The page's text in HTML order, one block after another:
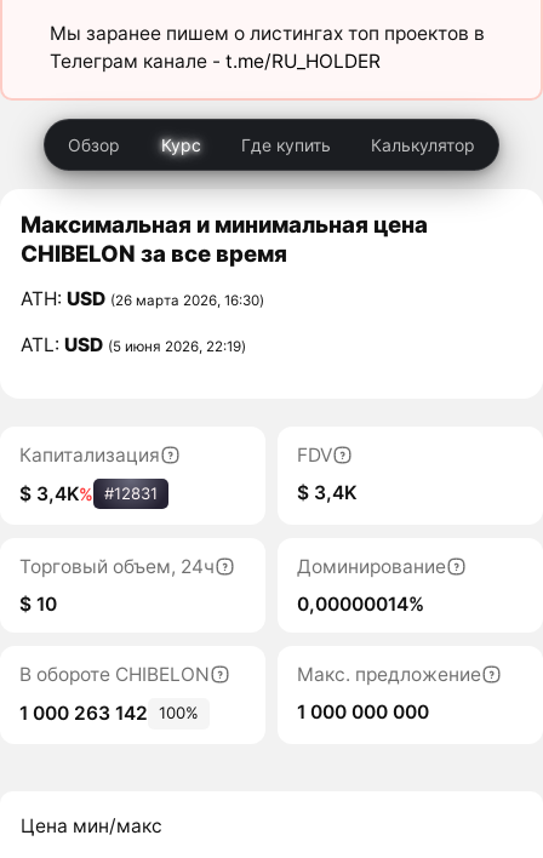
Мы заранее пишем о листингах топ проектов в
Телеграм канале - t.me/RU_HOLDER
Обзор Курс Где купить Калькулятор
Максимальная и минимальная цена
CHIBELON за все время
ATH:USD (26 марта 2026, 16:30)
ATL:USD (5 июня 2026, 22:19)
Капитализация
$ 3,4K% #12831
FDV
$ 3,4K
Торговый объем, 24ч
$ 10
Доминирование
0,00000014%
В обороте CHIBELON
1 000 263 142
100%
Макс. предложение
1 000 000 000
Цена мин/макс